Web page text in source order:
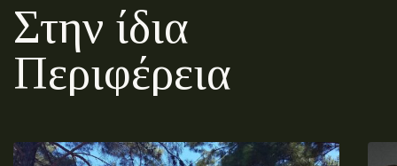
Στην ίδια
Περιφέρεια